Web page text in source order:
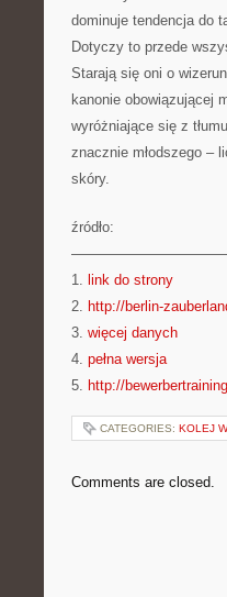
dominuje tendencja do
Dotyczy to przede
Starają się oni o
kanonie obowiązującej
wyróżniające się z
znacznie młodszego –
skóry.
źródło:
———————————
1. link do strony
2. http://berlin-
3. więcej danych
4. pełna wersja
5. http://
CATEGORIES: KOLEJ
Comments are closed.